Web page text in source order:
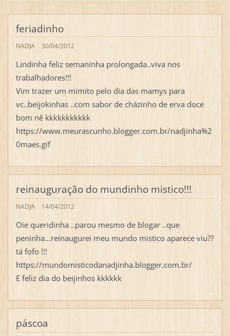
feriadinho
NADJA 30/04/2012
Lindinha feliz semaninha prolongada..viva nos
trabalhadores!!!
Vim trazer um mimito pelo dia das mamys para
vc..beijokinhas ..com sabor de cházinho de erva doce
bom nê kkkkkkkkkkk
https://www.meurascunho.blogger.com.br/nadjinha%2
0maes.gif
reinauguração do mundinho mistico!!!
NADJA 14/04/2012
Oie queridinha ..parou mesmo de blogar ..que
peninha...reinaugurei meu mundo mistico aparece viu??
tá fofo !!!
https://mundomisticodanadjinha.blogger.com.br/
E feliz dia do beijinhos kkkkkk
páscoa